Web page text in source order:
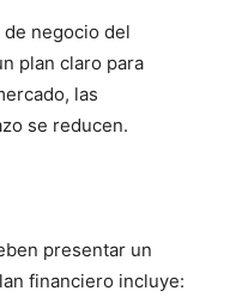
negocio del
plan claro para
las
se reducen.
presentar un
financiero incluye: